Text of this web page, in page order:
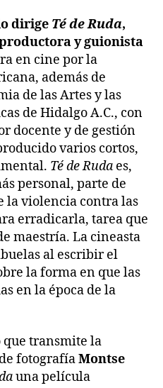
dirige Té de Ruda,
y guionista
en cine por la
además de
de las Artes y las
de Hidalgo A.C., con
docente y de gestión
varios cortos,
Té de Ruda es,
personal, parte de
la violencia contra las
erradicarla, tarea que
maestría. La cineasta
al escribir el
la forma en que las
en la época de la
transmite la
fotografíaMontse
una película